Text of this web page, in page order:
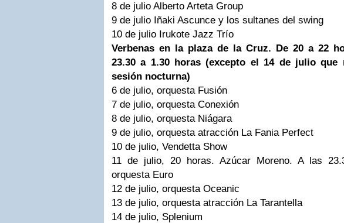
8 de julio Alberto Arteta Group
9 de julio Iñaki Ascunce y los sultanes del swing
10 de julio Irukote Jazz Trío
Verbenas en la plaza de la Cruz. De 20 a 22
23.30 a 1.30 horas (excepto el 14 de julio que
sesión nocturna)
6 de julio, orquesta Fusión
7 de julio, orquesta Conexión
8 de julio, orquesta Niágara
9 de julio, orquesta atracción La Fania Perfect
10 de julio, Vendetta Show
11 de julio, 20 horas. Azúcar Moreno. A las
orquesta Euro
12 de julio, orquesta Oceanic
13 de julio, orquesta atracción La Tarantella
14 de julio, Splenium